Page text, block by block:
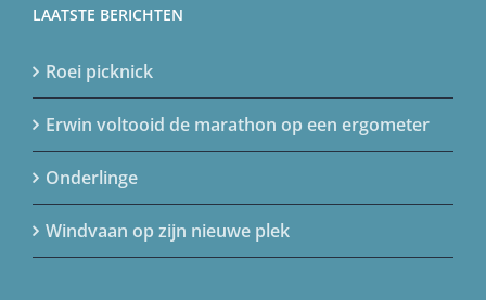
LAATSTE BERICHTEN
Roei picknick
Erwin voltooid de marathon op een ergometer
Onderlinge
Windvaan op zijn nieuwe plek